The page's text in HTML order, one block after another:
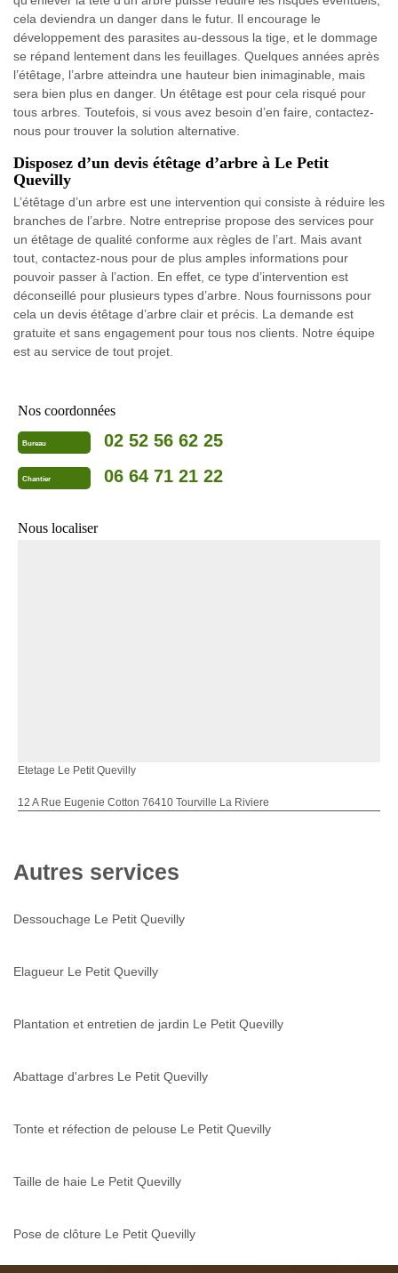
cela deviendra un danger dans le futur. Il encourage le
développement des parasites au-dessous la tige, et le dommage
se répand lentement dans les feuillages. Quelques années après
l’étêtage, l’arbre atteindra une hauteur bien inimaginable, mais
sera bien plus en danger. Un étêtage est pour cela risqué pour
tous arbres. Toutefois, si vous avez besoin d’en faire, contactez-
nous pour trouver la solution alternative.
Disposez d’un devis étêtage d’arbre à Le Petit
Quevilly
L’étêtage d’un arbre est une intervention qui consiste à réduire les
branches de l’arbre. Notre entreprise propose des services pour
un étêtage de qualité conforme aux règles de l’art. Mais avant
tout, contactez-nous pour de plus amples informations pour
pouvoir passer à l’action. En effet, ce type d’intervention est
déconseillé pour plusieurs types d’arbre. Nous fournissons pour
cela un devis étêtage d’arbre clair et précis. La demande est
gratuite et sans engagement pour tous nos clients. Notre équipe
est au service de tout projet.
Nos coordonnées
Bureau 02 52 56 62 25
Chantier 06 64 71 21 22
Nous localiser
Etetage Le Petit Quevilly
12 A Rue Eugenie Cotton 76410 Tourville La Riviere
Autres services
Dessouchage Le Petit Quevilly
Elagueur Le Petit Quevilly
Plantation et entretien de jardin Le Petit Quevilly
Abattage d'arbres Le Petit Quevilly
Tonte et réfection de pelouse Le Petit Quevilly
Taille de haie Le Petit Quevilly
Pose de clôture Le Petit Quevilly